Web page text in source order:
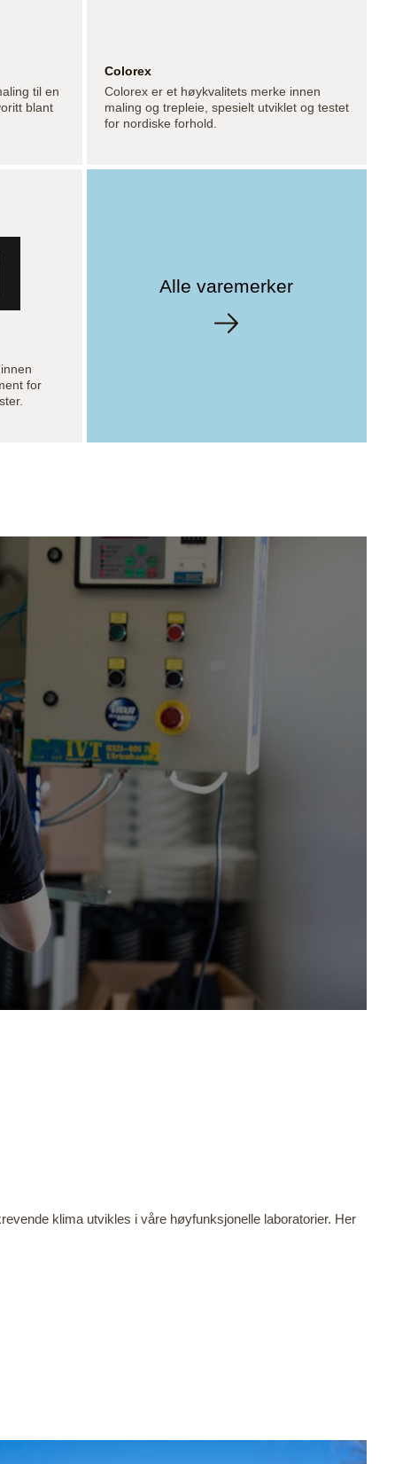
til en
blant
Colorex
Colorex er et høykvalitets merke innen
maling og trepleie, spesielt utviklet og testet
for nordiske forhold.
for
Alle varemerker
klima utvikles i våre høyfunksjonelle laboratorier. Her